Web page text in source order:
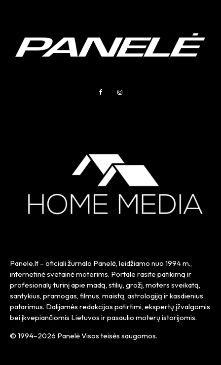
Panele.lt – oficiali žurnalo Panelė, leidžiamo nuo 1994 m.,
internetinė svetainė moterims. Portale rasite patikimą ir
profesionalų turinį apie madą, stilių, grožį, moters sveikatą,
santykius, pramogas, filmus, maistą, astrologiją ir kasdienius
patarimus. Dalijamės redakcijos patirtimi, ekspertų įžvalgomis
bei įkvepiančiomis Lietuvos ir pasaulio moterų istorijomis.
© 1994–2026 Panelė Visos teisės saugomos.